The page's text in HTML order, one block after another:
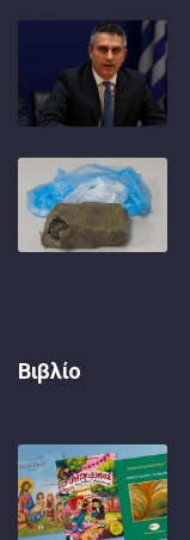
Βιβλίο